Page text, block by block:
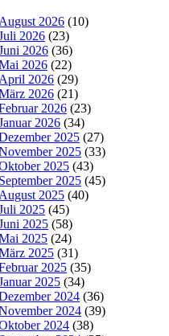
August 2026 (10)
2026 (23)
2026 (36)
2026 (22)
April 2026 (29)
2026 (21)
2026 (23)
2026 (34)
2025 (27)
2025 (33)
2025 (43)
September 2025 (45)
August 2025 (40)
2025 (45)
2025 (58)
2025 (24)
2025 (31)
2025 (35)
2025 (34)
2024 (36)
2024 (39)
2024 (38)